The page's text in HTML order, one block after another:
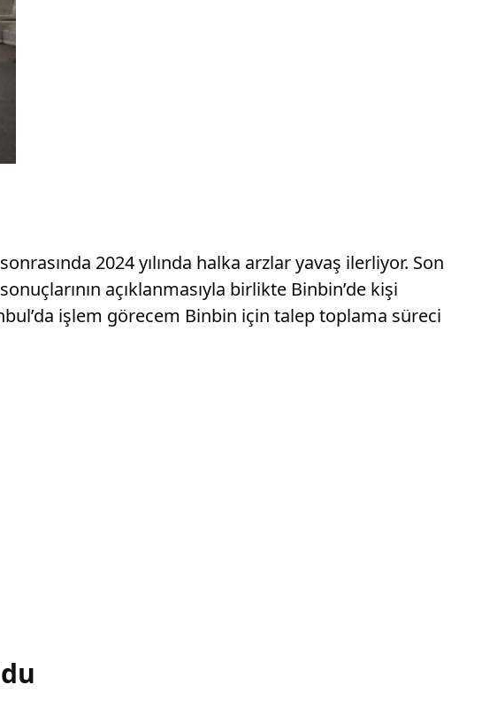
2024 yılında halka arzlar yavaş ilerliyor. Son
açıklanmasıyla birlikte Binbin’de kişi
işlem görecem Binbin için talep toplama süreci